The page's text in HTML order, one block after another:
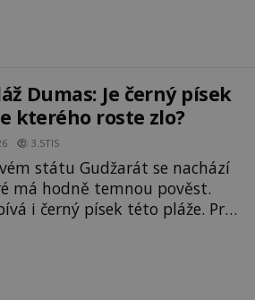
Dumas: Je černý písek
kterého roste zlo?
3.5TIS
státu Gudžarát se nachází
má hodně temnou pověst.
i černý písek této pláže. Proč
zbarvení? Nakolik jsou
zde došlo k